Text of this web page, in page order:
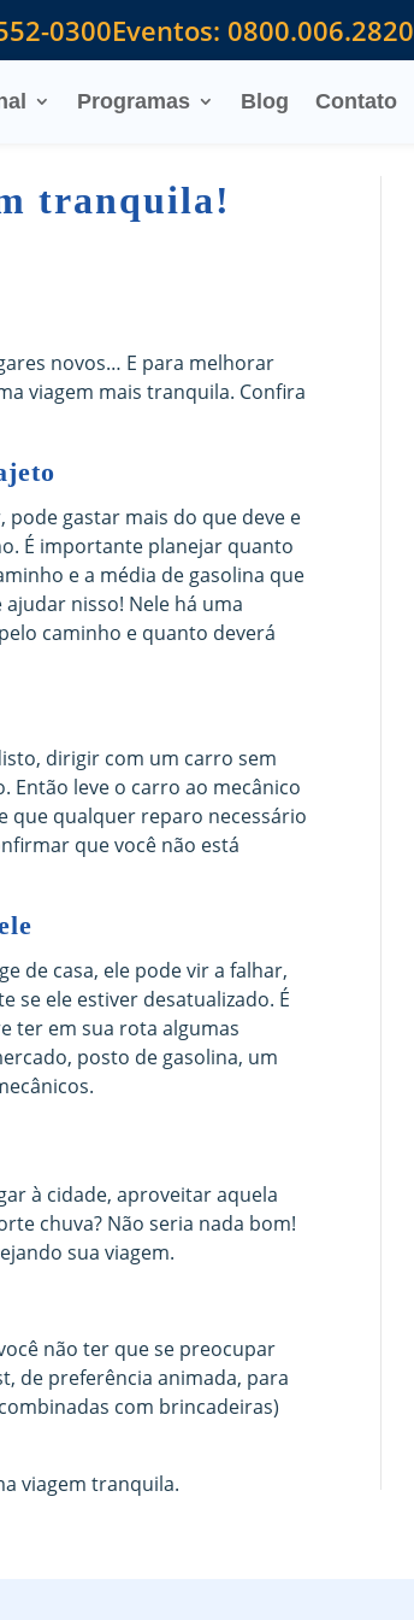
0300Eventos: 0800.006.2820
Programas Blog Contato
tranquila!
novos… E para melhorar
viagem mais tranquila. Confira
pode gastar mais do que deve e
É importante planejar quanto
e a média de gasolina que
nisso! Nele há uma
caminho e quanto deverá
dirigir com um carro sem
Então leve o carro ao mecânico
que qualquer reparo necessário
que você não está
de casa, ele pode vir a falhar,
se ele estiver desatualizado. É
ter em sua rota algumas
posto de gasolina, um
à cidade, aproveitar aquela
chuva? Não seria nada bom!
sua viagem.
não ter que se preocupar
de preferência animada, para
com brincadeiras)
viagem tranquila.